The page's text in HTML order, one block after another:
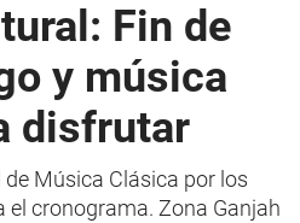
Fin de
y música
disfrutar
Música Clásica por los
el cronograma. Zona Ganjah